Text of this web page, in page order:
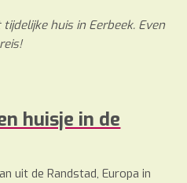
huis in Eerbeek. Even
huisje in de
uit de Randstad, Europa in